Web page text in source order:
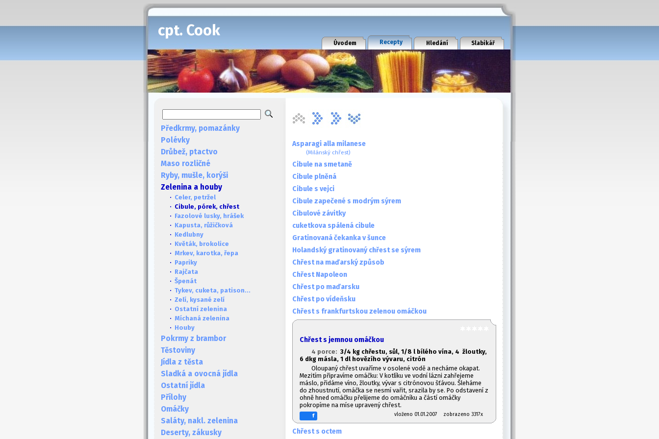
cpt. Cook
Úvodem Recepty Hledání Slabikář
Předkrmy, pomazánky
Polévky
Drůbež, ptactvo
Maso rozličné
Ryby, mušle, korýši
Zelenina a houby
· Celer, petržel
· Cibule, pórek, chřest
· Fazolové lusky, hrášek
· Kapusta, růžičková
· Kedlubny
· Květák, brokolice
· Mrkev, karotka, řepa
· Papriky
· Rajčata
· Špenát
· Tykev, cuketa, patison...
· Zelí, kysané zelí
· Ostatní zelenina
· Míchaná zelenina
· Houby
Pokrmy z brambor
Těstoviny
Jídla z těsta
Sladká a ovocná jídla
Ostatní jídla
Přílohy
Omáčky
Saláty, nakl. zelenina
Deserty, zákusky
Asparagi alla milanese
(Milánský chřest)
Cibule na smetaně
Cibule plněná
Cibule s vejci
Cibule zapečené s modrým sýrem
Cibulové závitky
cuketkova spálená cibule
Gratinovaná čekanka v šunce
Holandský gratinovaný chřest se sýrem
Chřest na maďarský způsob
Chřest Napoleon
Chřest po maďarsku
Chřest po vídeňsku
Chřest s frankfurtskou zelenou omáčkou
Chřest s jemnou omáčkou
4 porce: 3/4 kg chřestu, sůl, 1/8 l bílého vína, 4 žloutky,
6 dkg másla, 1 dl hovězího vývaru, citrón
Oloupaný chřest uvaříme v osolené vodě a necháme okapat.
Mezitím připravíme omáčku: V kotlíku ve vodní lázni zahřejeme
máslo, přidáme víno, žloutky, vývar s citrónovou šťávou. Šleháme
do zhoustnutí, omáčka se nesmí vařit, srazila by se. Po odstavení z
ohně hned omáčku přelijeme do omáčníku a částí omáčky
pokropíme na míse upravený chřest.
f vloženo 01.01.2007 zobrazeno 3317x
Chřest s octem